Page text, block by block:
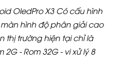
OledPro X3 Có cấu hình
hình độ phân giải cao
thị trường hiện tại chỉ là
2G - Rom 32G - vi xử lý 8